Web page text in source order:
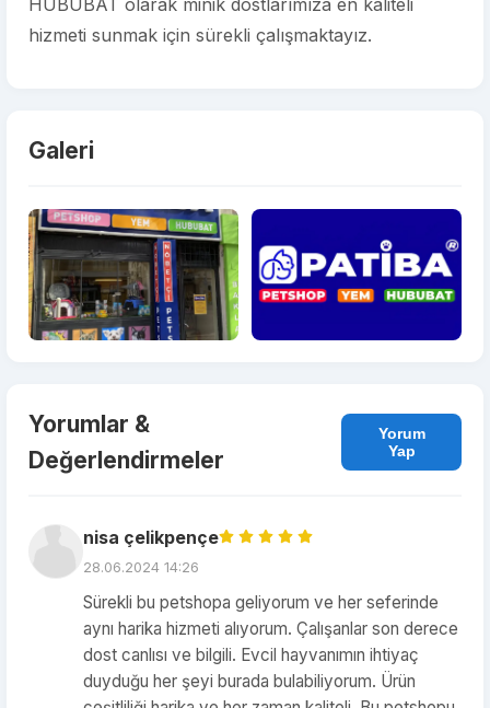
HUBUBAT olarak minik dostlarımıza en kaliteli
hizmeti sunmak için sürekli çalışmaktayız.
Galeri
Yorumlar &
Değerlendirmeler
Yorum
Yap
nisa çelikpençe
28.06.2024 14:26
Sürekli bu petshopa geliyorum ve her seferinde
aynı harika hizmeti alıyorum. Çalışanlar son derece
dost canlısı ve bilgili. Evcil hayvanımın ihtiyaç
duyduğu her şeyi burada bulabiliyorum. Ürün